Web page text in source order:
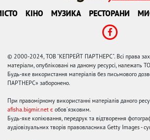
КІНО МУЗИКА РЕСТОРАНИ
© 2000-2024, ТОВ "КЕПРЕЙТ ПАРТНЕРС". Всі права
матеріали, опубліковані на даному ресурсі,
Будь-яке використання матеріалів без письмового
ПАРТНЕРС» заборонено.
При правомірному використанні матеріалів даного
afisha.bigmir.net є обов'язковим.
Будь-яке копіювання, передрук та відтворення
аудіовізуальних творів правовласника Getty Images -